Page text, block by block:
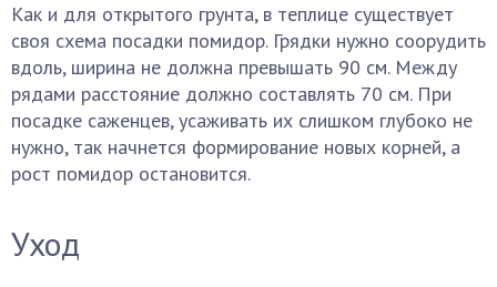
Как и для открытого грунта, в теплице существует
своя схема посадки помидор. Грядки нужно соорудить
вдоль, ширина не должна превышать 90 см. Между
рядами расстояние должно составлять 70 см. При
посадке саженцев, усаживать их слишком глубоко не
нужно, так начнется формирование новых корней, а
рост помидор остановится.
Уход